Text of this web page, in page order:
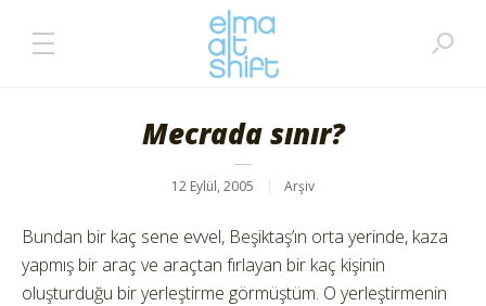
Mecrada sınır?
12 Eylül, 2005 Arşiv
Bundan bir kaç sene evvel, Beşiktaş’ın orta yerinde, kaza
yapmış bir araç ve araçtan fırlayan bir kaç kişinin
oluşturduğu bir yerleştirme görmüştüm. O yerleştirmenin